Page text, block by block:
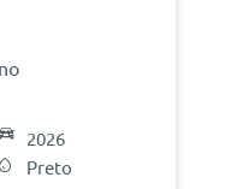
2026
Preto